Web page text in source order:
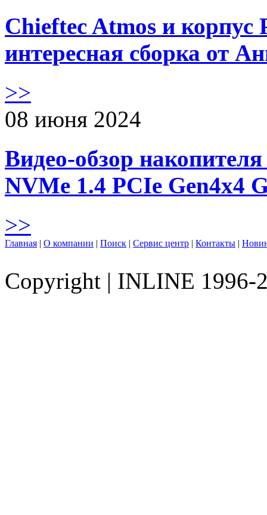
Chieftec Atmos и корпус
интересная сборка от
>>
08 июня 2024
Видео-обзор
NVMe 1.4 PCIe Gen4х4
>>
Главная | О компании | Поиск | Сервис центр | Контакты |
Copyright | INLINE 1996-